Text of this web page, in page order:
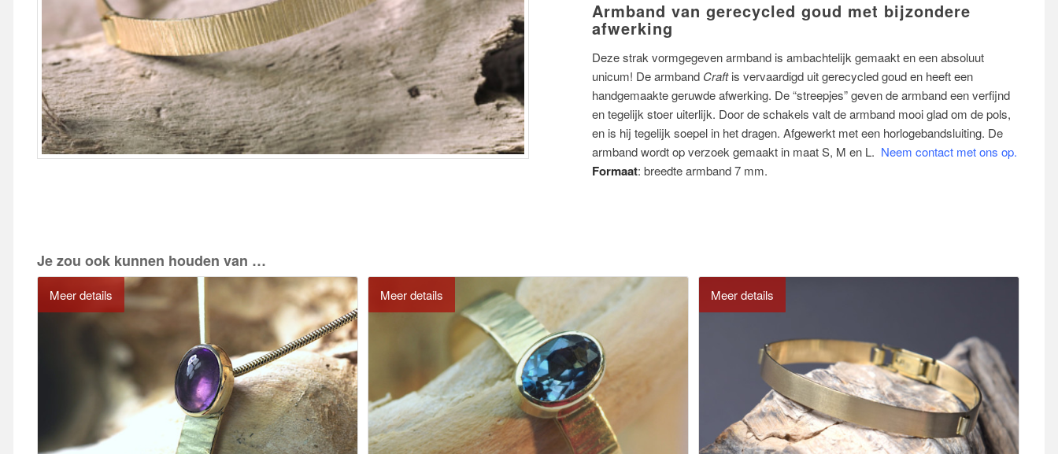
Armband van gerecycled goud met bijzondere
afwerking
Deze strak vormgegeven armband is ambachtelijk gemaakt en een absoluut
unicum! De armband Craftis vervaardigd uit gerecycled goud en heeft een
handgemaakte geruwde afwerking. De “streepjes” geven de armband een verfijnd
en tegelijk stoer uiterlijk. Door de schakels valt de armband mooi glad om de pols,
en is hij tegelijk soepel in het dragen. Afgewerkt met een horlogebandsluiting. De
armband wordt op verzoek gemaakt in maat S, M en L. Neem contact met ons op.
Formaat: breedte armband 7 mm.
Je zou ook kunnen houden van …
Meer details Meer details Meer details